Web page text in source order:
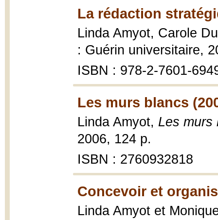
La rédaction
Linda Amyot, Carole
: Guérin universitaire,
ISBN : 978-2-7601-
Les murs blancs
Linda Amyot, Les murs
2006, 124 p.
ISBN : 2760932818
Concevoir et
Linda Amyot et